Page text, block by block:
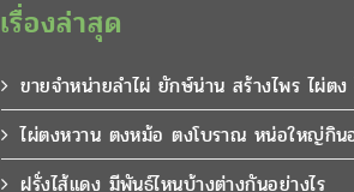
เรื่องล่าสุด
ขายจำหน่ายลำไผ่ ยักษ์น่าน สร้างไพร ไผ่ต
ไผ่ตงหวาน ตงหม้อ ตงโบราณ หน่อใหญ่กิน
ฝรั่งไส้แดง มีพันธุ์ไหนบ้างต่างกันอย่างไร